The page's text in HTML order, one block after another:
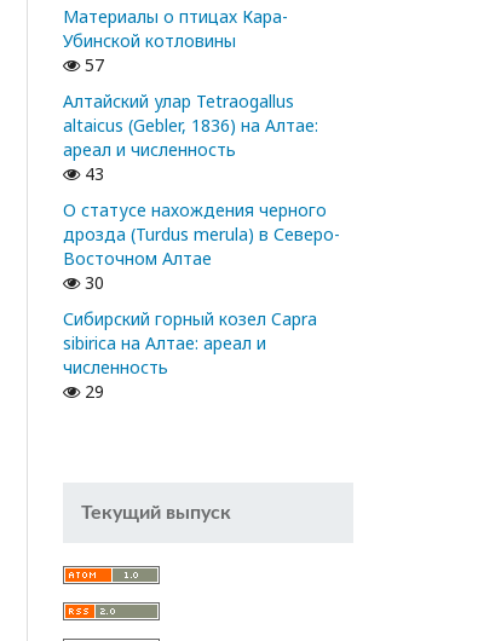
Материалы о птицах Кара-
Убинской котловины
57
Алтайский улар Tetraogallus
altaicus (Gebler, 1836) на Алтае:
ареал и численность
43
О статусе нахождения черного
дрозда (Turdus merula) в Северо-
Восточном Алтае
30
Сибирский горный козел Capra
sibirica на Алтае: ареал и
численность
29
Текущий выпуск